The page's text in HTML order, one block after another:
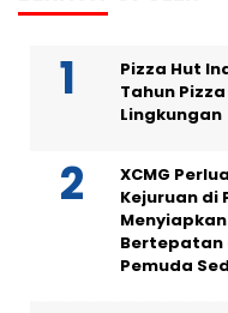
Pizza Hut
Tahun
Lingkungan
XCMG
Kejuruan di
Bertepatan
Pemuda